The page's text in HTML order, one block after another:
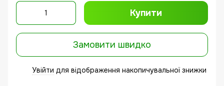
Купити
Замовити швидко
Увійти для відображення накопичувальної знижки